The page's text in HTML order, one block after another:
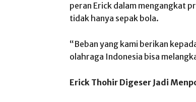
peran Erick dalam mengangkat
tidak hanya sepak bola.
“Beban yang kami berikan
olahraga Indonesia bisa
Erick Thohir Digeser Jadi